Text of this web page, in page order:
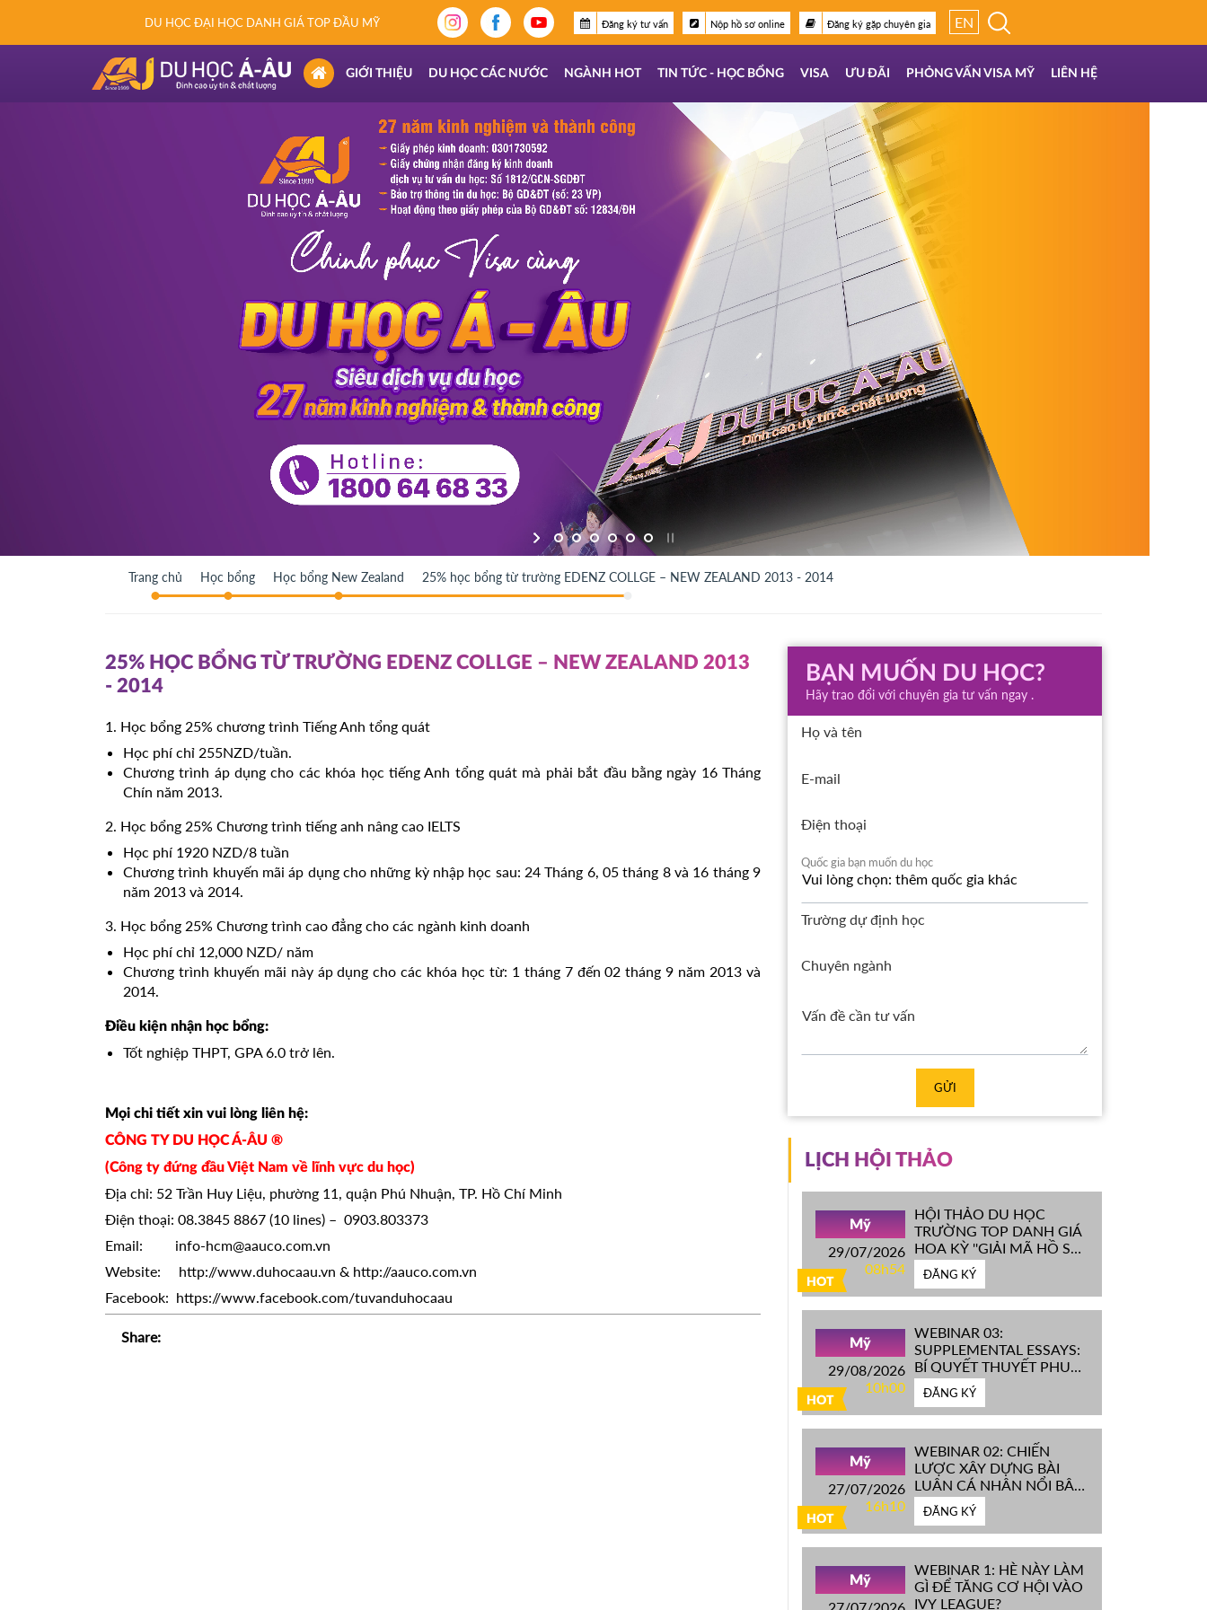
DU HỌC ĐẠI HỌC DANH GIÁ TOP ĐẦU MỸ Đăng ký tư vấn Nộp hồ sơ online Đăng ký gặp chuyên gia EN
(CURRENT)
GIỚI THIỆU DU HỌC CÁC NƯỚC NGÀNH HOT TIN TỨC - HỌC BỔNG VISA ƯU ĐÃI PHỎNG VẤN VISA MỸ LIÊN HỆ
Trang chủ Học bổng Học bổng New Zealand 25% học bổng từ trường EDENZ COLLGE – NEW ZEALAND 2013 - 2014
25% HỌC BỔNG TỪ TRƯỜNG EDENZ COLLGE – NEW ZEALAND 2013
- 2014
1. Học bổng 25% chương trình Tiếng Anh tổng quát
Học phí chỉ 255NZD/tuần.
Chương trình áp dụng cho các khóa học tiếng Anh tổng quát mà phải bắt đầu bằng ngày 16 Tháng
Chín năm 2013.
2. Học bổng 25% Chương trình tiếng anh nâng cao IELTS
Học phí 1920 NZD/8 tuần
Chương trình khuyến mãi áp dụng cho những kỳ nhập học sau: 24 Tháng 6, 05 tháng 8 và 16 tháng 9
năm 2013 và 2014.
3. Học bổng 25% Chương trình cao đẳng cho các ngành kinh doanh
Học phí chỉ 12,000 NZD/ năm
Chương trình khuyến mãi này áp dụng cho các khóa học từ: 1 tháng 7 đến 02 tháng 9 năm 2013 và
2014.
Điều kiện nhận học bổng:
Tốt nghiệp THPT, GPA 6.0 trở lên.
Mọi chi tiết xin vui lòng liên hệ:
CÔNG TY DU HỌC Á-ÂU ®
(Công ty đứng đầu Việt Nam về lĩnh vực du học)
Địa chỉ: 52 Trần Huy Liệu, phường 11, quận Phú Nhuận, TP. Hồ Chí Minh
Điện thoại: 08.3845 8867 (10 lines) – 0903.803373
Email: info-hcm@aauco.com.vn
Website: http://www.duhocaau.vn & http://aauco.com.vn
Facebook: https://www.facebook.com/tuvanduhocaau
Share:
BẠN MUỐN DU HỌC?
Hãy trao đổi với chuyên gia tư vấn ngay .
Họ và tên
E-mail
Điện thoại
Quốc gia bạn muốn du học
Trường dự định học
Chuyên ngành
GỬI
LỊCH HỘI THẢO
HOT
Mỹ
29/07/2026
08h54
HỘI THẢO DU HỌC
TRƯỜNG TOP DANH GIÁ
HOA KỲ ''GIẢI MÃ HỒ SƠ
IVY LEAGUE''
ĐĂNG KÝ
HOT
Mỹ
29/08/2026
10h00
WEBINAR 03:
SUPPLEMENTAL ESSAYS:
BÍ QUYẾT THUYẾT PHỤC
HỘI ĐỒNG TUYỂN SINH
ĐH TOP ĐẦU MỸ
ĐĂNG KÝ
HOT
Mỹ
27/07/2026
16h10
WEBINAR 02: CHIẾN
LƯỢC XÂY DỰNG BÀI
LUẬN CÁ NHÂN NỔI BẬT
CHINH PHỤC ĐH TOP
ĐẦU MỸ
ĐĂNG KÝ
Mỹ
WEBINAR 1: HÈ NÀY LÀM
GÌ ĐỂ TĂNG CƠ HỘI VÀO
IVY LEAGUE?